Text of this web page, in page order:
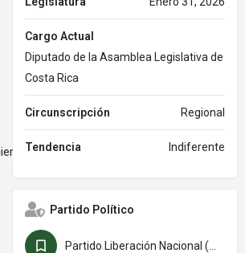
Cargo Actual
Diputado de la Asamblea Legislativa de
Costa Rica
Circunscripción Regional
Tendencia Indiferente
Partido Político